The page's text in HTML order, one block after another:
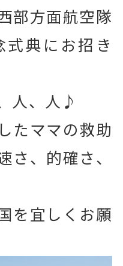
部方面航空隊
典にお招き
人、人♪
たママの救助
さ、的確さ、
を宜しくお願